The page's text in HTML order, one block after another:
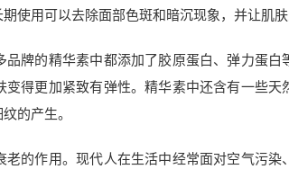
使用可以去除面部色斑和暗沉现象，并让肌肤
牌的精华素中都添加了胶原蛋白、弹力蛋白
得更加紧致有弹性。精华素中还含有一些
的产生。
的作用。现代人在生活中经常面对空气污